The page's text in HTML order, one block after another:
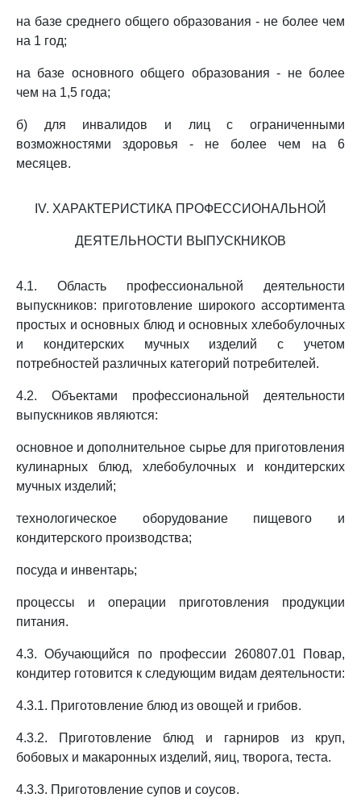
на базе среднего общего образования - не более чем
на 1 год;
на базе основного общего образования - не более
чем на 1,5 года;
б) для инвалидов и лиц с ограниченными
возможностями здоровья - не более чем на 6
месяцев.
IV. ХАРАКТЕРИСТИКА ПРОФЕССИОНАЛЬНОЙ
ДЕЯТЕЛЬНОСТИ ВЫПУСКНИКОВ
4.1. Область профессиональной деятельности
выпускников: приготовление широкого ассортимента
простых и основных блюд и основных хлебобулочных
и кондитерских мучных изделий с учетом
потребностей различных категорий потребителей.
4.2. Объектами профессиональной деятельности
выпускников являются:
основное и дополнительное сырье для приготовления
кулинарных блюд, хлебобулочных и кондитерских
мучных изделий;
технологическое оборудование пищевого и
кондитерского производства;
посуда и инвентарь;
процессы и операции приготовления продукции
питания.
4.3. Обучающийся по профессии 260807.01 Повар,
кондитер готовится к следующим видам деятельности:
4.3.1. Приготовление блюд из овощей и грибов.
4.3.2. Приготовление блюд и гарниров из круп,
бобовых и макаронных изделий, яиц, творога, теста.
4.3.3. Приготовление супов и соусов.